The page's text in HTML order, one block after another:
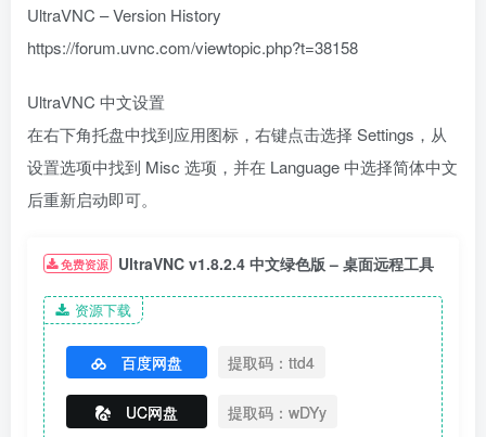
UltraVNC – Version History
https://forum.uvnc.com/viewtopic.php?t=38158
UltraVNC 中文设置
在右下角托盘中找到应用图标，右键点击选择 Settings，从
设置选项中找到 Misc 选项，并在 Language 中选择简体中文
后重新启动即可。
免费资源 UltraVNC v1.8.2.4 中文绿色版 – 桌面远程工具
资源下载
百度网盘 提取码：ttd4
UC网盘 提取码：wDYy